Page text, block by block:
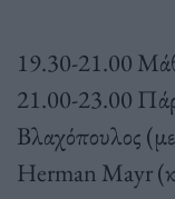
19.30-21.00
21.00-23.00
Βλαχόπουλος
Herman Mayr